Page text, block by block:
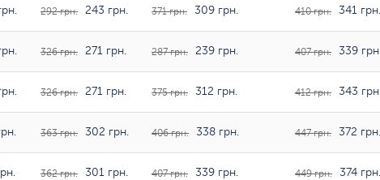
292 грн. 243 грн. 371 грн. 309 грн. 410 грн. 341 грн.
326 грн. 271 грн. 287 грн. 239 грн. 407 грн. 339 грн.
326 грн. 271 грн. 375 грн. 312 грн. 412 грн. 343 грн.
363 грн. 302 грн. 406 грн. 338 грн. 447 грн. 372 грн.
362 грн. 301 грн. 407 грн. 339 грн. 449 грн. 374 грн.